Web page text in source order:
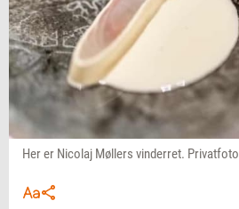
Her er Nicolaj Møllers vinderret. Privatfoto